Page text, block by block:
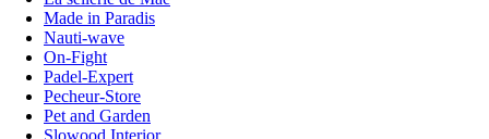
Made in Paradis
Nauti-wave
On-Fight
Padel-Expert
Pecheur-Store
Pet and Garden